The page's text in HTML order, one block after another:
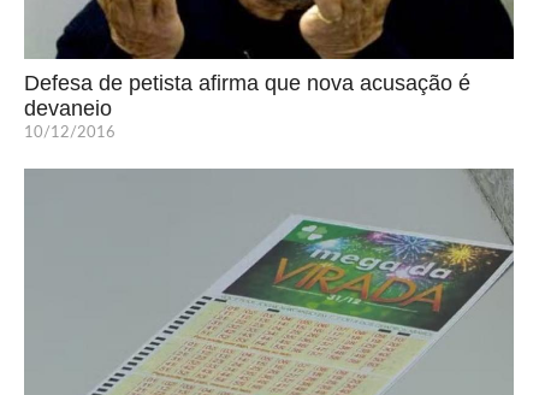
Defesa de petista afirma que nova acusação é
devaneio
10/12/2016